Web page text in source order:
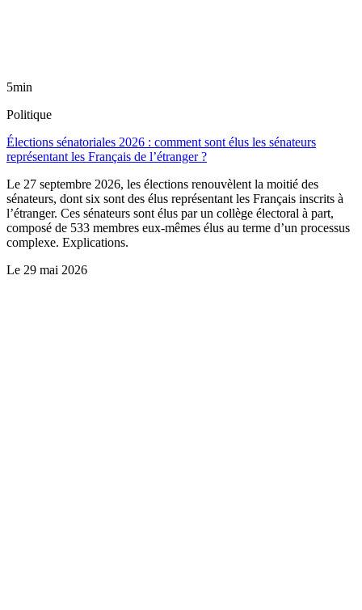
5min
Politique
Élections sénatoriales 2026 : comment sont élus les sénateurs
représentant les Français de l’étranger ?
Le 27 septembre 2026, les élections renouvèlent la moitié des
sénateurs, dont six sont des élus représentant les Français inscrits à
l’étranger. Ces sénateurs sont élus par un collège électoral à part,
composé de 533 membres eux-mêmes élus au terme d’un processus
complexe. Explications.
Le 29 mai 2026